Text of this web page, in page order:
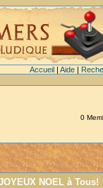
Accueil| Aide|
0
NOEL à